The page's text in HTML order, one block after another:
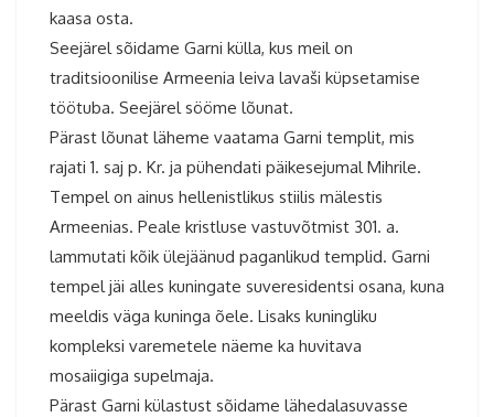
kaasa osta.
Seejärel sõidame Garni külla, kus meil on
traditsioonilise Armeenia leiva lavaši küpsetamise
töötuba. Seejärel sööme lõunat.
Pärast lõunat läheme vaatama Garni templit, mis
rajati 1. saj p. Kr. ja pühendati päikesejumal Mihrile.
Tempel on ainus hellenistlikus stiilis mälestis
Armeenias. Peale kristluse vastuvõtmist 301. a.
lammutati kõik ülejäänud paganlikud templid. Garni
tempel jäi alles kuningate suveresidentsi osana, kuna
meeldis väga kuninga õele. Lisaks kuningliku
kompleksi varemetele näeme ka huvitava
mosaiigiga supelmaja.
Pärast Garni külastust sõidame lähedalasuvasse